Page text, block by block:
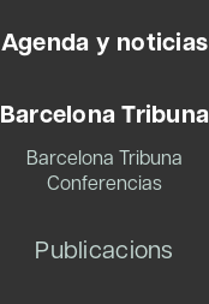
Agenda y noticias
Barcelona Tribuna
Barcelona Tribuna
Conferencias
Publicacions